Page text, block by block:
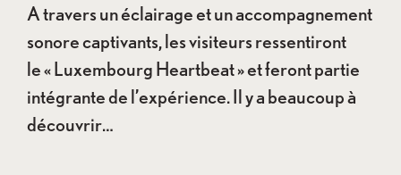
A travers un éclairage et un accompagnement
sonore captivants, les visiteurs ressentiront
le « Luxembourg Heartbeat » et feront partie
intégrante de l’expérience. Il y a beaucoup à
découvrir…